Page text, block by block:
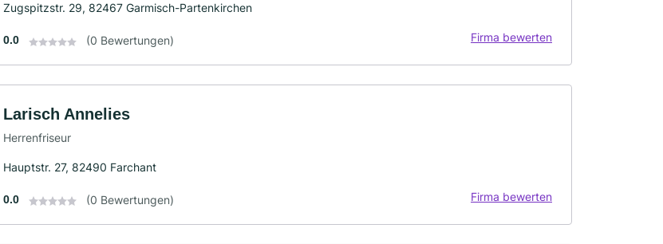
Zugspitzstr. 29, 82467 Garmisch-Partenkirchen
0.0 (0 Bewertungen) Firma bewerten
Larisch Annelies
Herrenfriseur
Hauptstr. 27, 82490 Farchant
0.0 (0 Bewertungen) Firma bewerten